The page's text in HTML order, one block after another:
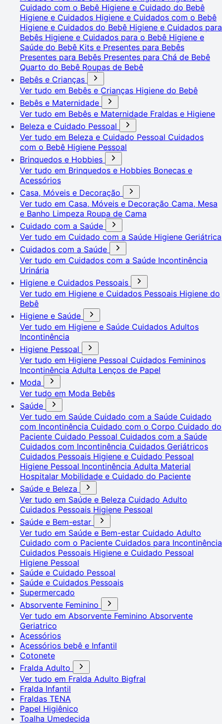
Cuidado com o Bebê Higiene e Cuidado do Bebê
Higiene e Cuidados Higiene e Cuidados com o Bebê
Higiene e Cuidados do Bebê Higiene e Cuidados para
Bebês Higiene e Cuidados para o Bebê Higiene e
Saúde do Bebê Kits e Presentes para Bebês
Presentes para Bebês Presentes para Chá de Bebê
Quarto do Bebê Roupas de Bebê
Bebês e Crianças
Ver tudo em Bebês e Crianças Higiene do Bebê
Bebês e Maternidade
Ver tudo em Bebês e Maternidade Fraldas e Higiene
Beleza e Cuidado Pessoal
Ver tudo em Beleza e Cuidado Pessoal Cuidados
com o Bebê Higiene Pessoal
Brinquedos e Hobbies
Ver tudo em Brinquedos e Hobbies Bonecas e
Acessórios
Casa, Móveis e Decoração
Ver tudo em Casa, Móveis e Decoração Cama, Mesa
e Banho Limpeza Roupa de Cama
Cuidado com a Saúde
Ver tudo em Cuidado com a Saúde Higiene Geriátrica
Cuidados com a Saúde
Ver tudo em Cuidados com a Saúde Incontinência
Urinária
Higiene e Cuidados Pessoais
Ver tudo em Higiene e Cuidados Pessoais Higiene do
Bebê
Higiene e Saúde
Ver tudo em Higiene e Saúde Cuidados Adultos
Incontinência
Higiene Pessoal
Ver tudo em Higiene Pessoal Cuidados Femininos
Incontinência Adulta Lenços de Papel
Moda
Ver tudo em Moda Bebês
Saúde
Ver tudo em Saúde Cuidado com a Saúde Cuidado
com Incontinência Cuidado com o Corpo Cuidado do
Paciente Cuidado Pessoal Cuidados com a Saúde
Cuidados com Incontinência Cuidados Geriátricos
Cuidados Pessoais Higiene e Cuidado Pessoal
Higiene Pessoal Incontinência Adulta Material
Hospitalar Mobilidade e Cuidado do Paciente
Saúde e Beleza
Ver tudo em Saúde e Beleza Cuidado Adulto
Cuidados Pessoais Higiene Pessoal
Saúde e Bem-estar
Ver tudo em Saúde e Bem-estar Cuidado Adulto
Cuidado com o Paciente Cuidados para Incontinência
Cuidados Pessoais Higiene e Cuidado Pessoal
Higiene Pessoal
Saúde e Cuidado Pessoal
Saúde e Cuidados Pessoais
Supermercado
Absorvente Feminino
Ver tudo em Absorvente Feminino Absorvente
Geriatrico
Acessórios
Acessórios bebê e Infantil
Cotonete
Fralda Adulto
Ver tudo em Fralda Adulto Bigfral
Fralda Infantil
Fraldas TENA
Papel Higiênico
Toalha Umedecida